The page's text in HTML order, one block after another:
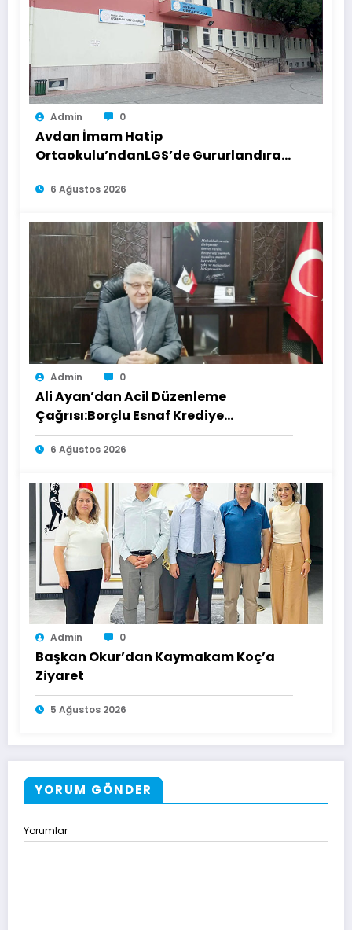
Admin 0
Avdan İmam Hatip
Ortaokulu’ndanLGS’de Gururlandıran
Başarı
6 Ağustos 2026
Admin 0
Ali Ayan’dan Acil Düzenleme
Çağrısı:Borçlu Esnaf Krediye
Ulaşamıyor
6 Ağustos 2026
Admin 0
Başkan Okur’dan Kaymakam Koç’a
Ziyaret
5 Ağustos 2026
YORUM GÖNDER
Yorumlar